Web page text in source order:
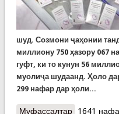
шуд. Созмони ҷаҳонии
миллиону 750 ҳазору 067
гуфт, ки то кунун 56
муолиҷа шудаанд. Ҳоло
299 нафар дар ҳоли...
Муфассалтаро COVID-
1641